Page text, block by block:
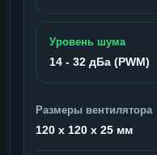
Уровень шума
14 - 32 дБа (PWM)
Размеры вентилятора
120 x 120 x 25 мм